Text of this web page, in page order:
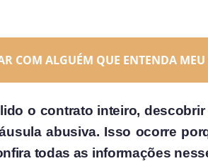
COM ALGUÉM QUE ENTENDA MEU
o contrato inteiro,
abusiva. Isso ocorre
todas as informações